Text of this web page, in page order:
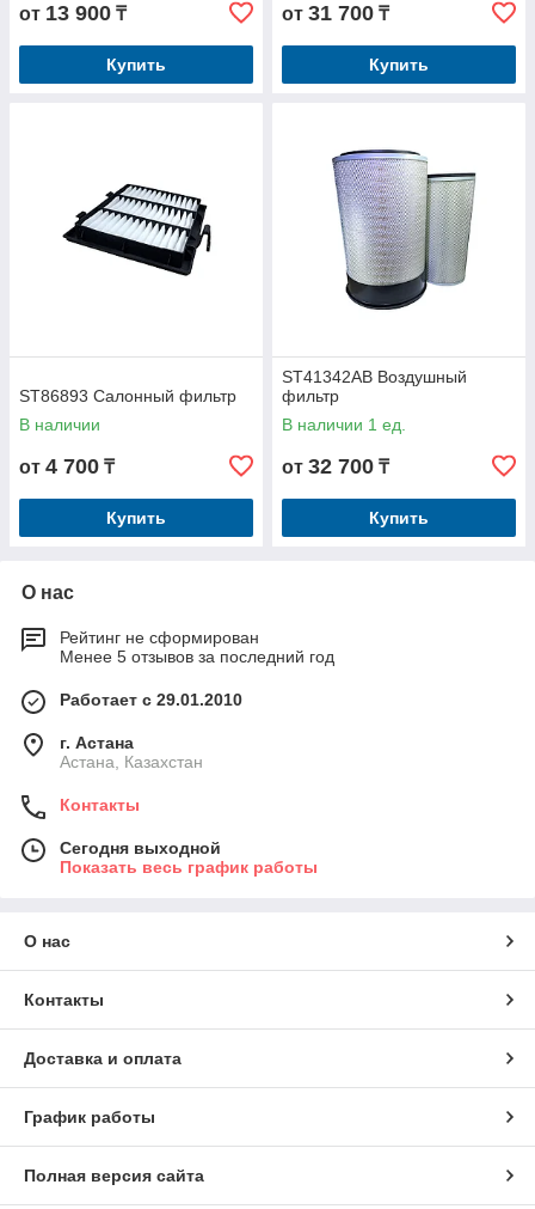
от 13 900 ₸
Купить
от 31 700 ₸
Купить
ST86893 Салонный фильтр
В наличии
от 4 700 ₸
Купить
ST41342AB Воздушный
фильтр
В наличии 1 ед.
от 32 700 ₸
Купить
О нас
Рейтинг не сформирован
Менее 5 отзывов за последний год
Работает с 29.01.2010
г. Астана
Астана, Казахстан
Контакты
Сегодня выходной
Показать весь график работы
О нас
Контакты
Доставка и оплата
График работы
Полная версия сайта